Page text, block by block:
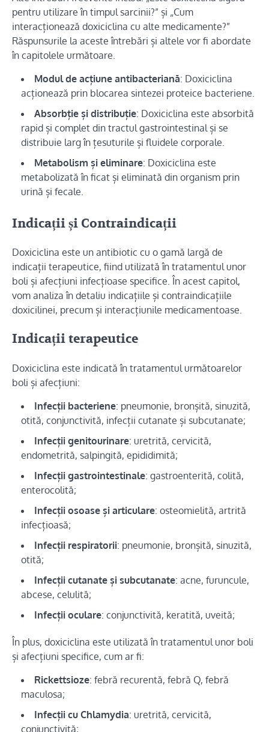
pentru utilizare în timpul sarcinii?” și „Cum
interacționează doxiciclina cu alte medicamente?”
Răspunsurile la aceste întrebări și altele vor fi abordate
în capitolele următoare.
Modul de acțiune antibacteriană: Doxiciclina
acționează prin blocarea sintezei proteice bacteriene.
Absorbție și distribuție: Doxiciclina este absorbită
rapid și complet din tractul gastrointestinal și se
distribuie larg în țesuturile și fluidele corporale.
Metabolism și eliminare: Doxiciclina este
metabolizată în ficat și eliminată din organism prin
urină și fecale.
Indicații și Contraindicații
Doxiciclina este un antibiotic cu o gamă largă de
indicații terapeutice, fiind utilizată în tratamentul unor
boli și afecțiuni infecțioase specifice. În acest capitol,
vom analiza în detaliu indicațiile și contraindicațiile
doxicilinei, precum și interacțiunile medicamentoase.
Indicații terapeutice
Doxiciclina este indicată în tratamentul următoarelor
boli și afecțiuni:
Infecții bacteriene: pneumonie, bronșită, sinuzită,
otită, conjunctivită, infecții cutanate și subcutanate;
Infecții genitourinare: uretrită, cervicită,
endometrită, salpingită, epididimită;
Infecții gastrointestinale: gastroenterită, colită,
enterocolită;
Infecții osoase și articulare: osteomielită, artrită
infecțioasă;
Infecții respiratorii: pneumonie, bronșită, sinuzită,
otită;
Infecții cutanate și subcutanate: acne, furuncule,
abcese, celulită;
Infecții oculare: conjunctivită, keratită, uveită;
În plus, doxiciclina este utilizată în tratamentul unor boli
și afecțiuni specifice, cum ar fi:
Rickettsioze: febră recurentă, febră Q, febră
maculosa;
Infecții cu Chlamydia: uretrită, cervicită,
conjunctivită;